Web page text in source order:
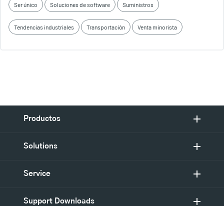
Ser único Soluciones de software Suministros
Tendencias industriales Transportación Venta minorista
Productos
Solutions
Service
Support Downloads